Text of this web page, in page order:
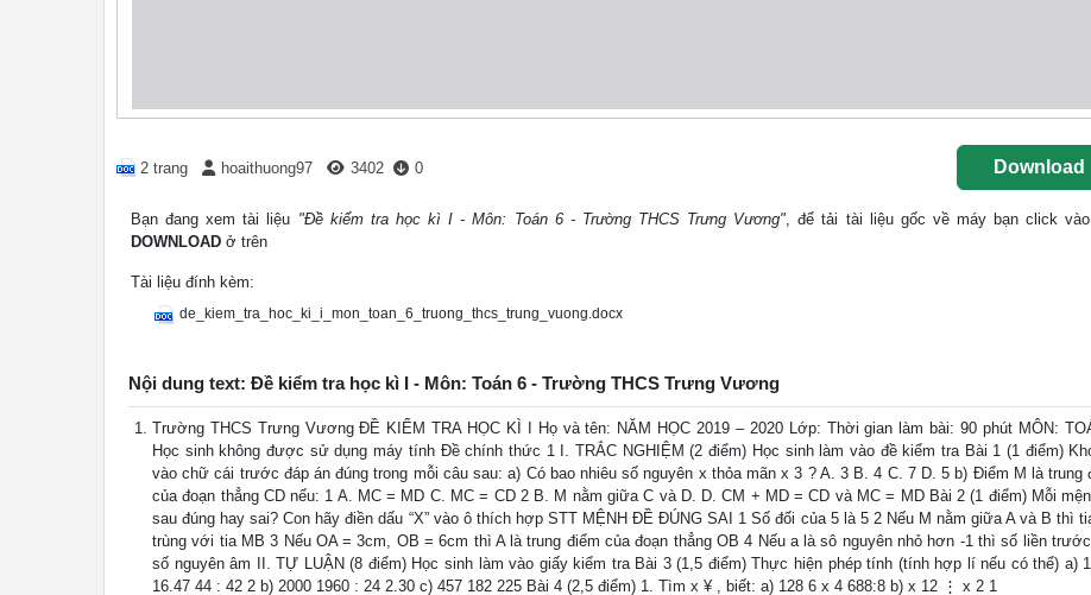
2 trang hoaithuong97 3402 0 Download
Bạn đang xem tài liệu "Đề kiểm tra học kì I - Môn: Toán 6 - Trường THCS Trưng Vương", để tải tài liệu gốc về máy bạn click
DOWNLOAD ở trên
Tài liệu đính kèm:
de_kiem_tra_hoc_ki_i_mon_toan_6_truong_thcs_trung_vuong.docx
Nội dung text: Đề kiểm tra học kì I - Môn: Toán 6 - Trường THCS Trưng Vương
Trường THCS Trưng Vương ĐỀ KIỂM TRA HỌC KÌ I Họ và tên: NĂM HỌC 2019 – 2020 Lớp: Thời gian làm bài: 90 phút MÔN:
Học sinh không được sử dụng máy tính Đề chính thức 1 I. TRẮC NGHIỆM (2 điểm) Học sinh làm vào đề kiểm tra Bài 1 (1 điểm)
vào chữ cái trước đáp án đúng trong mỗi câu sau: a) Có bao nhiêu số nguyên x thỏa mãn x 3 ? A. 3 B. 4 C. 7 D. 5 b) Điểm M là trung
của đoạn thẳng CD nếu: 1 A. MC = MD C. MC = CD 2 B. M nằm giữa C và D. D. CM + MD = CD và MC = MD Bài 2 (1 điểm) Mỗi
sau đúng hay sai? Con hãy điền dấu “X” vào ô thích hợp STT MỆNH ĐỀ ĐÚNG SAI 1 Số đối của 5 là 5 2 Nếu M nằm giữa A và B thì
trùng với tia MB 3 Nếu OA = 3cm, OB = 6cm thì A là trung điểm của đoạn thẳng OB 4 Nếu a là sô nguyên nhỏ hơn -1 thì số liền
số nguyên âm II. TỰ LUẬN (8 điểm) Học sinh làm vào giấy kiểm tra Bài 3 (1,5 điểm) Thực hiện phép tính (tính hợp lí nếu có thể) a)
16.47 44 : 42 2 b) 2000 1960 : 24 2.30 c) 457 182 225 Bài 4 (2,5 điểm) 1. Tìm x ¥ , biết: a) 128 6 x 4 688:8 b) x 12 ⋮ x 2 1